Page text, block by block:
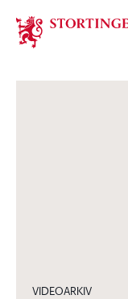
Stortinget.no
VIDEOARKIV